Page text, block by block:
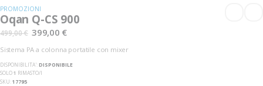
galleria
di
immagini
galleria
di
immagini
PROMOZIONI
Oqan Q-CS 900
499,00 € 399,00 €
Sistema PA a colonna portatile con mixer
DISPONIBILITA':DISPONIBILE
SOLO1 RIMASTO/I
SKU 17795